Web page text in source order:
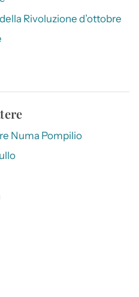
Rivoluzione d’ottobre
Numa Pompilio